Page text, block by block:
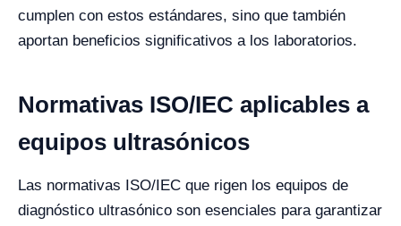
cumplen con estos estándares, sino que también
aportan beneficios significativos a los laboratorios.
Normativas ISO/IEC aplicables a
equipos ultrasónicos
Las normativas ISO/IEC que rigen los equipos de
diagnóstico ultrasónico son esenciales para garantizar